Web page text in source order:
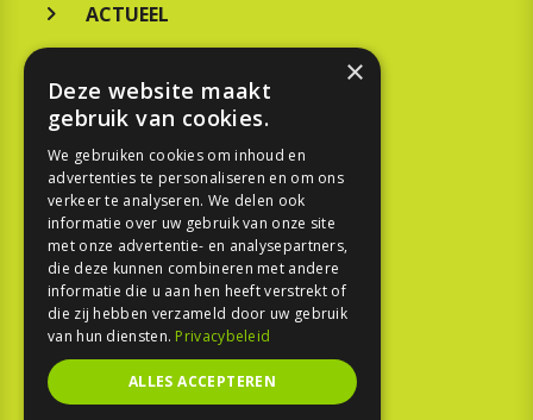
ACTUEEL
KOOPGIDS
TESTEN
SPORT
REPORTAGE
TOUREN
NIEUWSBRIEF
×
Deze website maakt
gebruik van cookies.
We gebruiken cookies om inhoud en
advertenties te personaliseren en om ons
verkeer te analyseren. We delen ook
informatie over uw gebruik van onze site
met onze advertentie- en analysepartners,
die deze kunnen combineren met andere
informatie die u aan hen heeft verstrekt of
die zij hebben verzameld door uw gebruik
van hun diensten. Privacybeleid
ALLES ACCEPTEREN